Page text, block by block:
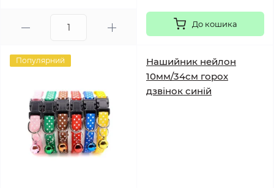
До кошика
Популярний
Нашийник нейлон
10мм/34см горох
дзвінок синій